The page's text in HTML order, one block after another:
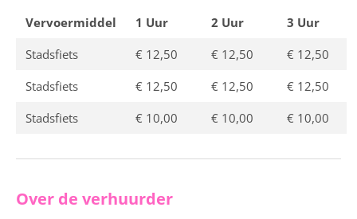
Vervoermiddel 1 Uur 2 Uur
3 Uur
Stadsfiets
€ 12,50 € 12,50
€ 12,50
Stadsfiets
€ 12,50 € 12,50
€ 12,50
Stadsfiets
€ 10,00 € 10,00 € 10,00
Over de verhuurder